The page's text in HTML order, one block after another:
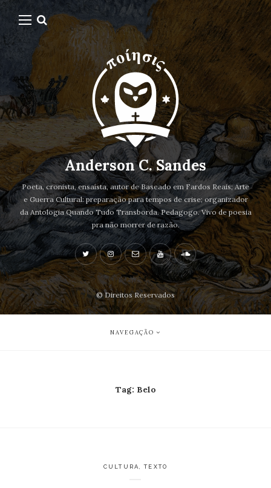
Anderson C. Sandes
Poeta, cronista, ensaísta, autor de Baseado em Fardos Reais; Arte
e Guerra Cultural: preparação para tempos de crise; organizador
da Antologia Quando Tudo Transborda. Pedagogo. Vivo de poesia
pra não morrer de razão.
© Direitos Reservados
NAVEGAÇÃO
Tag: Belo
CULTURA ,TEXTO